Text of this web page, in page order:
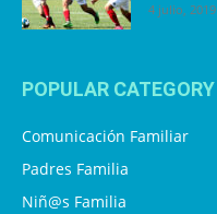
4 julio, 2019
POPULAR CATEGORY
Comunicación Familiar
Padres Familia
Niñ@s Familia